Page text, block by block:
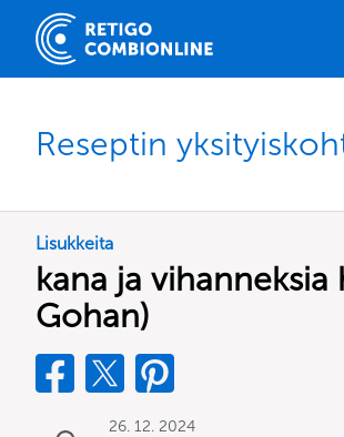
Reseptin
Lisukkeita
kana ja
Gohan)
26. 12. 2024